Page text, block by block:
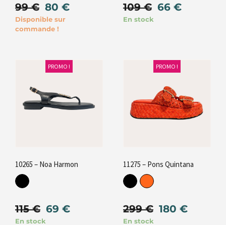
99€ 80 €
Disponible sur
commande !
109€ 66 €
En stock
PROMO !
10265 – Noa Harmon
115€ 69 €
En stock
PROMO !
11275 – Pons Quintana
299€ 180 €
En stock